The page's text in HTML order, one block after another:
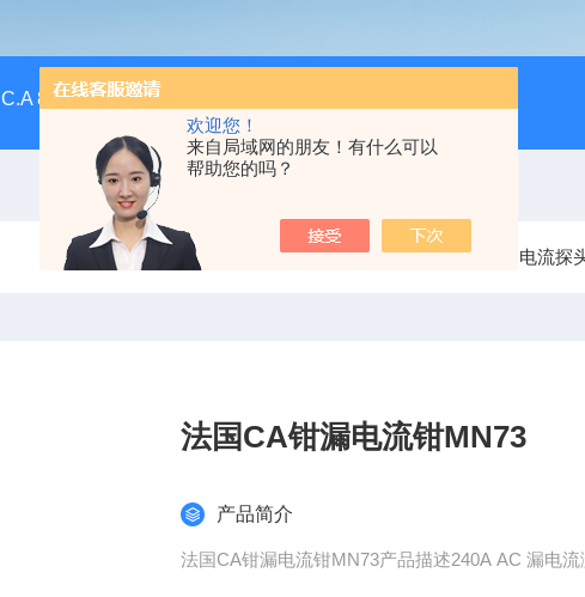
欢迎您！
来自局域网的朋友！有什么可以
帮助您的吗？
C.A 8336CA三相电能质量分析仪
当前位置：首页 产品中心 电流探
法国CA钳漏电流钳MN73
产品简介
法国CA钳漏电流钳MN73产品描述240A AC 漏电流